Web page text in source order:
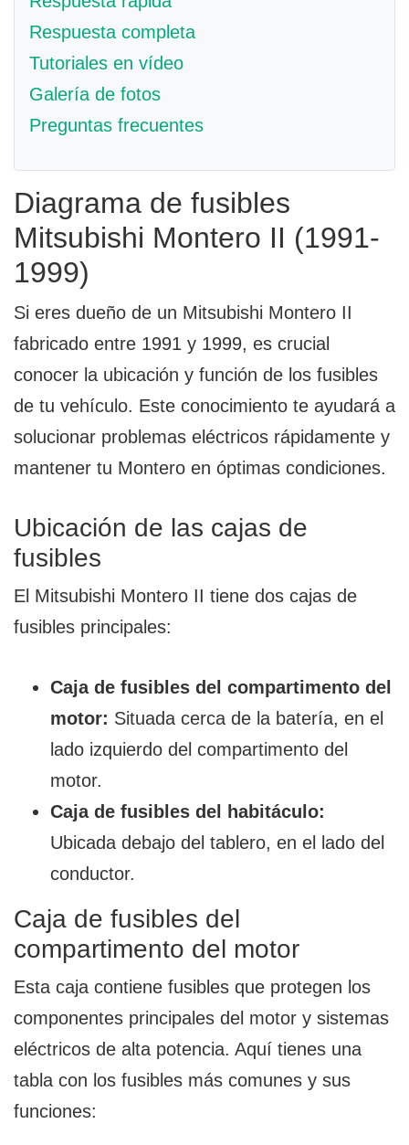
Respuesta completa
Tutoriales en vídeo
Galería de fotos
Preguntas frecuentes
Diagrama de fusibles
Mitsubishi Montero II (1991-
1999)
Si eres dueño de un Mitsubishi Montero II
fabricado entre 1991 y 1999, es crucial
conocer la ubicación y función de los fusibles
de tu vehículo. Este conocimiento te ayudará a
solucionar problemas eléctricos rápidamente y
mantener tu Montero en óptimas condiciones.
Ubicación de las cajas de
fusibles
El Mitsubishi Montero II tiene dos cajas de
fusibles principales:
Caja de fusibles del compartimento del
motor: Situada cerca de la batería, en el
lado izquierdo del compartimento del
motor.
Caja de fusibles del habitáculo:
Ubicada debajo del tablero, en el lado del
conductor.
Caja de fusibles del
compartimento del motor
Esta caja contiene fusibles que protegen los
componentes principales del motor y sistemas
eléctricos de alta potencia. Aquí tienes una
tabla con los fusibles más comunes y sus
funciones: